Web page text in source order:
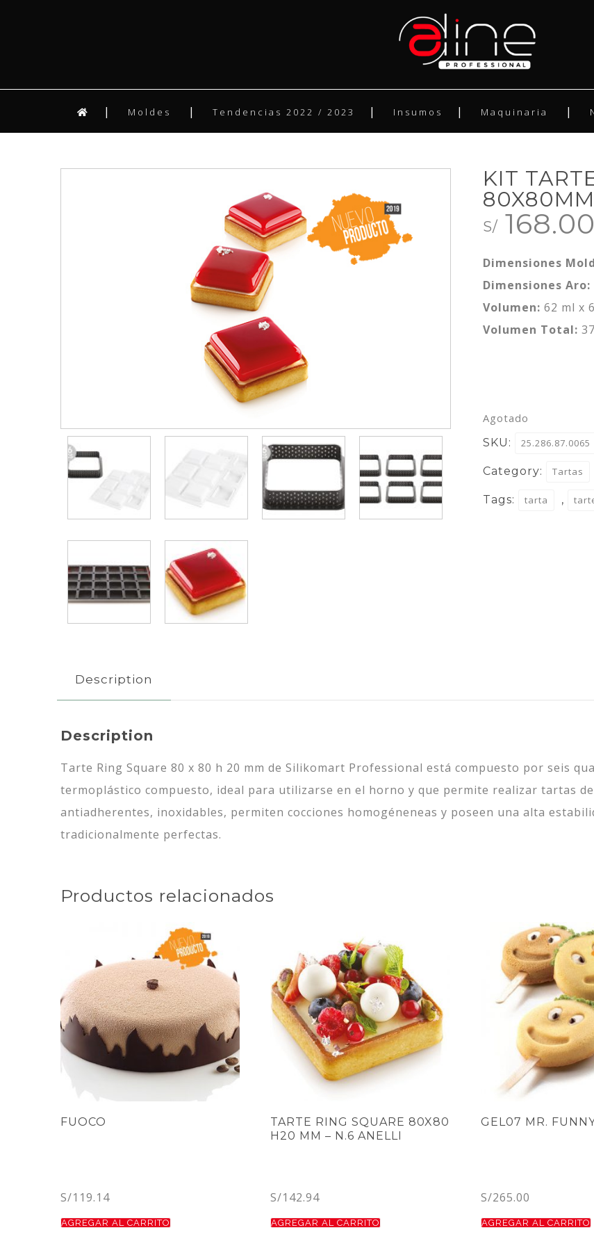
Moldes Tendencias 2022 / 2023 Insumos Maquinaria
KIT
80X80MM
S/ 168.00
Dimensiones
Dimensiones Aro:
Volumen: 62 ml x 6
Volumen Total:
Agotado
SKU: 25.286.87.0065
Category: Tartas
Tags: tarta ,
Description
Description
Tarte Ring Square 80 x 80 h 20 mm de Silikomart Professional está compuesto por seis
termoplástico compuesto, ideal para utilizarse en el horno y que permite realizar tartas de
antiadherentes, inoxidables, permiten cocciones homogéneneas y poseen una alta
tradicionalmente perfectas.
Productos relacionados
FUOCO
S/119.14
AGREGAR AL CARRITO
TARTE RING SQUARE 80X80
H20 MM – N.6 ANELLI
S/142.94
AGREGAR AL CARRITO
GEL07 MR.
S/265.00
AGREGAR AL CARRITO